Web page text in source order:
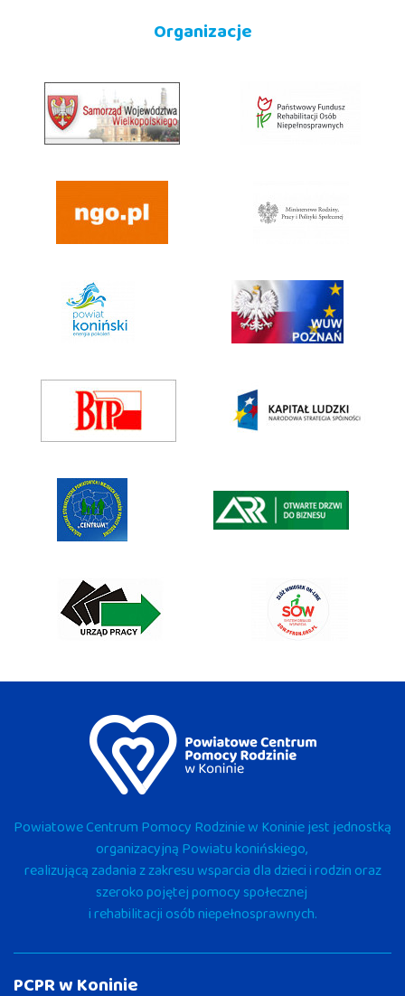
Organizacje
Powiatowe Centrum Pomocy Rodzinie w Koninie jest jednostką
organizacyjną Powiatu konińskiego,
realizującą zadania z zakresu wsparcia dla dzieci i rodzin oraz
szeroko pojętej pomocy społecznej
i rehabilitacji osób niepełnosprawnych.
PCPR w Koninie